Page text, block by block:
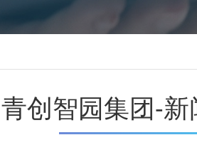
青创智园集团-